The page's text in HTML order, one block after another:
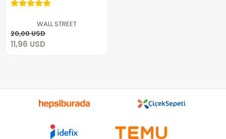
WALL STREET
20,00 USD
11,96 USD
11,96 USD
Add to cart